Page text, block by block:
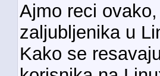
Ajmo reci
zaljubljenika u
Kako se